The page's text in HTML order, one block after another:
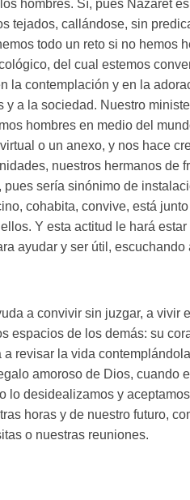
hombres. Sí, pues Nazaret
tejados, callándose, sin
todo un reto si no hemos
del cual estemos
la contemplación y en la
y a la sociedad. Nuestro
hombres en medio del
o un anexo, y nos hace
nuestros hermanos de
pues sería sinónimo de
cohabita, convive, está
Y esta actitud le hará
ayudar y ser útil,
a convivir sin juzgar, a vivir
espacios de los demás: su
a revisar la vida
amoroso de Dios, cuando
lo desidealizamos y
horas y de nuestro futuro,
o nuestras reuniones.